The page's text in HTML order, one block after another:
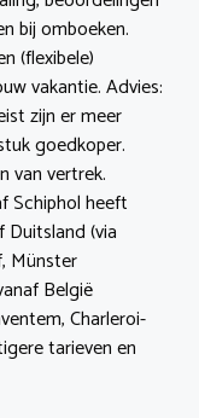
bij omboeken.
(flexibele)
vakantie. Advies:
zijn er meer
goedkoper.
van vertrek.
Schiphol heeft
Duitsland (via
Münster
België
Charleroi-
tarieven en